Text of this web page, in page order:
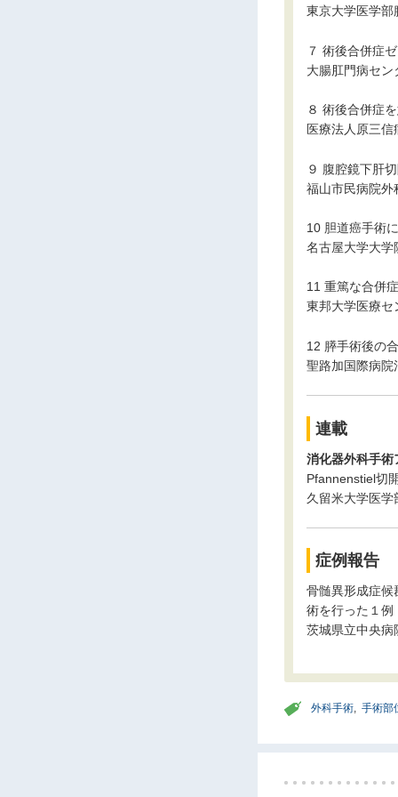
東京大学医学
７ 術後合併症
大腸肛門病セ
８ 術後合併症
医療法人原三
９ 腹腔鏡下肝
福山市民病院
10 胆道癌手術
名古屋大学大
11 重篤な合併
東邦大学医療
12 膵手術後の
聖路加国際病
連載
消化器外科手術
Pfannenstiel切
久留米大学医
症例報告
骨髄異形成症候
術を行った１例
茨城県立中央
外科手術 手術部